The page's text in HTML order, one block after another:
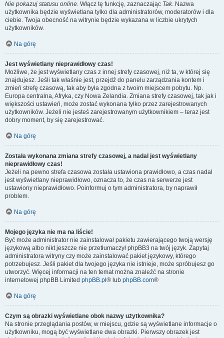
Nie pokazuj statusu online. Włącz tę funkcję, zaznaczając Tak. Nazwa
użytkownika będzie wyświetlana tylko dla administratorów, moderatorów i dla
ciebie. Twoja obecność na witrynie będzie wykazana w liczbie ukrytych
użytkowników.
Na górę
Jest wyświetlany nieprawidłowy czas!
Możliwe, że jest wyświetlany czas z innej strefy czasowej, niż ta, w której się
znajdujesz. Jeśli tak właśnie jest, przejdź do panelu zarządzania kontem i
zmień strefę czasową, tak aby była zgodna z twoim miejscem pobytu. Np.
Europa centralna, Afryka, czy Nowa Zelandia. Zmiana strefy czasowej, tak jak i
większości ustawień, może zostać wykonana tylko przez zarejestrowanych
użytkowników. Jeżeli nie jesteś zarejestrowanym użytkownikiem – teraz jest
dobry moment, by się zarejestrować.
Na górę
Została wykonana zmiana strefy czasowej, a nadal jest wyświetlany
nieprawidłowy czas!
Jeżeli na pewno strefa czasowa została ustawiona prawidłowo, a czas nadal
jest wyświetlany nieprawidłowo, oznacza to, że czas na serwerze jest
ustawiony nieprawidłowo. Poinformuj o tym administratora, by naprawił
problem.
Na górę
Mojego języka nie ma na liście!
Być może administrator nie zainstalował pakietu zawierającego twoją wersję
językową albo nikt jeszcze nie przetłumaczył phpBB3 na twój język. Zapytaj
administratora witryny czy może zainstalować pakiet językowy, którego
potrzebujesz. Jeśli pakiet dla twojego języka nie istnieje, może spróbujesz go
utworzyć. Więcej informacji na ten temat można znaleźć na stronie
internetowej phpBB Limited phpBB.pl ® lub phpBB.com®
Na górę
Czym są obrazki wyświetlane obok nazwy użytkownika?
Na stronie przeglądania postów, w miejscu, gdzie są wyświetlane informacje o
użytkowniku, mogą być wyświetlane dwa obrazki. Pierwszy obrazek jest